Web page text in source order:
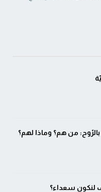
من هم؟ وماذا لهم؟
لنكون سعداء؟